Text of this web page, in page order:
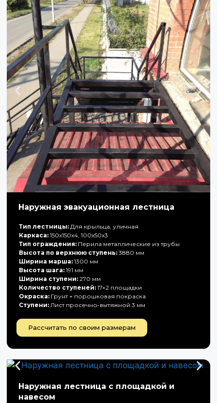
Наружная эвакуационная лестница
Тип лестницы: Для крыльца, уличная
Каркаса: 150х150х4, 100х50х3
Тип ограждения: Перила металлические из трубы
Высота по верхнюю ступень: 3880 мм
Ширина марша: 1300 мм
Высота шага: 191 мм
Ширина ступени: 270 мм
Количество ступеней: 17+2 площадки
Окраска: Грунт + порошковая покраска
Ступени: Лист просечно-вытяжной 3 мм
Рассчитать по своим размерам
Наружная лестница с площадкой и
навесом